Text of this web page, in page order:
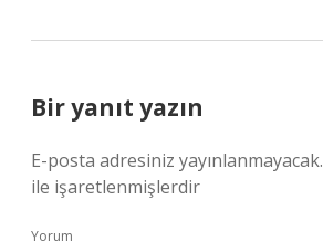
Bir yanıt yazın
E-posta adresiniz yayınlanmayacak.
ile işaretlenmişlerdir
Yorum